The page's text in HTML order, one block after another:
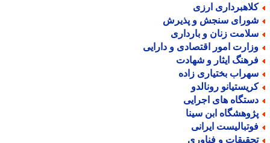
ارزی
سنجش و پذیرش
زنان و بارداری
امور اقتصادی و دارایی
ایثار و شهادت
بختیاری زاده
رونالدو
های اجرایی
ابن سینا
ایرانی
و فناوری